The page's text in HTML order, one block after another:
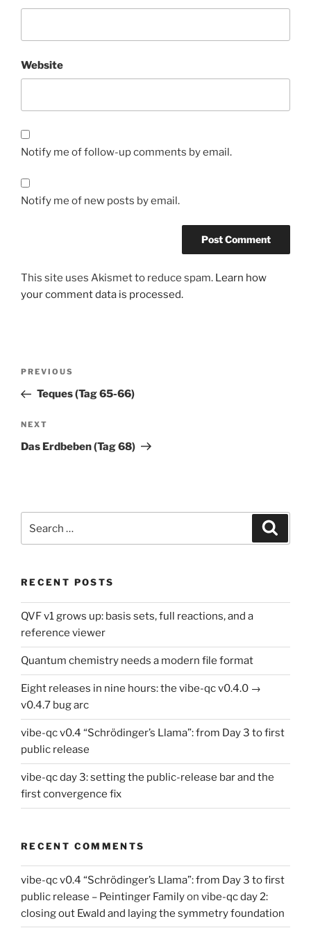
Website
Notify me of follow-up comments by email.
Notify me of new posts by email.
This site uses Akismet to reduce spam. Learn how
your comment data is processed.
Previous
Post
PREVIOUS
Teques (Tag 65-66)
Next
Post
NEXT
Das Erdbeben (Tag 68)
for:
RECENT POSTS
QVF v1 grows up: basis sets, full reactions, and a
reference viewer
Quantum chemistry needs a modern file format
Eight releases in nine hours: the vibe-qc v0.4.0 →
v0.4.7 bug arc
vibe-qc v0.4 “Schrödinger’s Llama”: from Day 3 to first
public release
vibe-qc day 3: setting the public-release bar and the
first convergence fix
RECENT COMMENTS
vibe-qc v0.4 “Schrödinger’s Llama”: from Day 3 to first
public release – Peintinger Familyon vibe-qc day 2:
closing out Ewald and laying the symmetry foundation